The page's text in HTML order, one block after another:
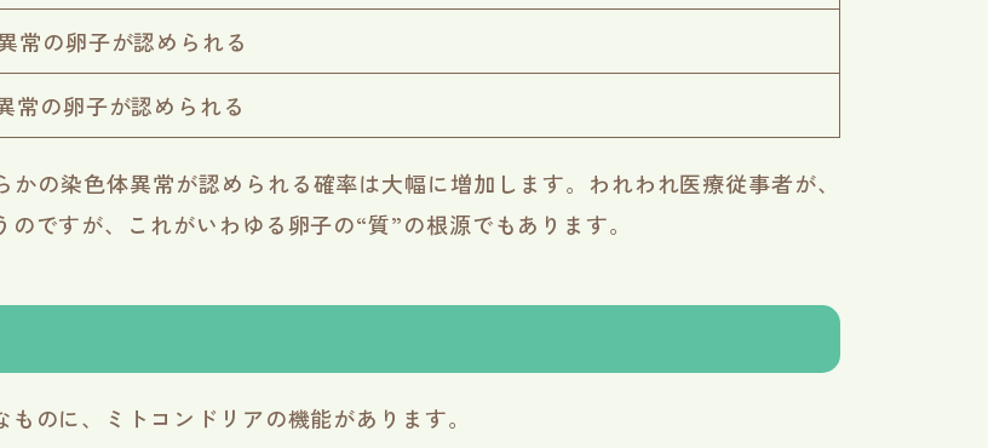
常の卵子が認められる
常の卵子が認められる
の染色体異常が認められる確率は大幅に増加します。われわれ医療従事者が、
ですが、これがいわゆる卵子の“質”の根源でもあります。
のに、ミトコンドリアの機能があります。